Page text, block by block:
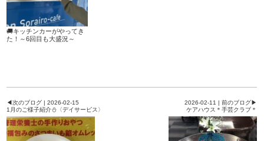
🚚キッチンカーがやってき
た！～6回目も大盛況～
◀次のブログ | 2026-02-15
1月のご様子紹介⛄〈デイサービス〉
2026-02-11 | 前のブログ▶
ケアハウス＊手芸クラブ＊